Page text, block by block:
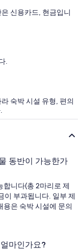
신용카드, 현금입니
.
숙박 시설 유형, 편의
동반이 가능한가
합니다(총 2마리로 제
이 부과됩니다. 일부 제
용은 숙박 시설에 문의
마인가요?